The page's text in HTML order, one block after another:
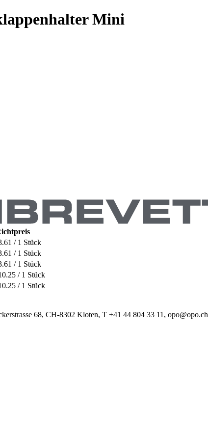
Mini
/ 1 Stück
/ 1 Stück
/ 1 Stück
/ 1 Stück
/ 1 Stück
68, CH-8302 Kloten, T +41 44 804 33 11, opo@opo.ch